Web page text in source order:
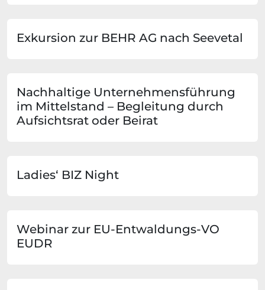
Exkursion zur BEHR AG nach Seevetal
Nachhaltige Unternehmensführung
im Mittelstand – Begleitung durch
Aufsichtsrat oder Beirat
Ladies‘ BIZ Night
Webinar zur EU-Entwaldungs-VO
EUDR